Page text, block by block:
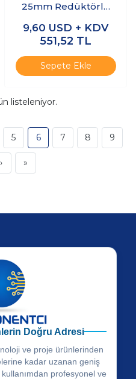
25mm Redüktörlü
9,60 USD + KDV
551,52 TL
Sepete Ekle
listeleniyor.
5 6 7 8 9
› »
Doğru Adresi
ve proje ürünlerinden
kadar uzanan geniş
profesyonel ve